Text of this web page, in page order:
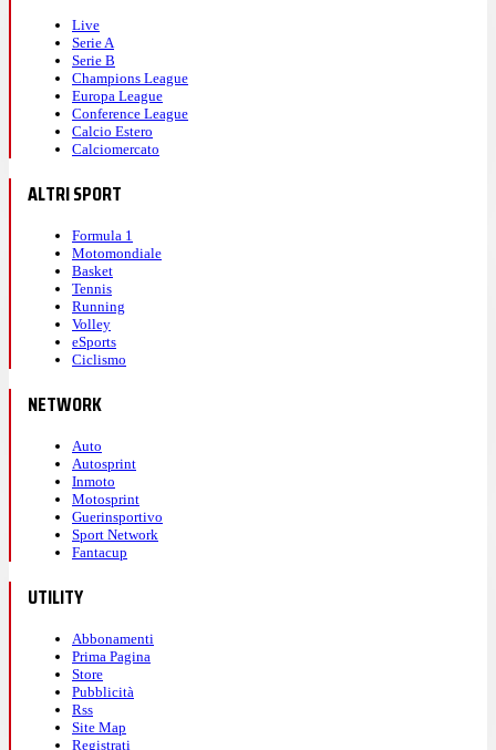
Live
Serie A
Serie B
Champions League
Europa League
Conference League
Calcio Estero
Calciomercato
ALTRI SPORT
Formula 1
Motomondiale
Basket
Tennis
Running
Volley
eSports
Ciclismo
NETWORK
Auto
Autosprint
Inmoto
Motosprint
Guerinsportivo
Sport Network
Fantacup
UTILITY
Abbonamenti
Prima Pagina
Store
Pubblicità
Rss
Site Map
Registrati